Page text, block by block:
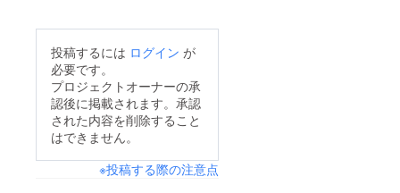
投稿するには ログイン が
必要です。
プロジェクトオーナーの承
認後に掲載されます。承認
された内容を削除すること
はできません。
※投稿する際の注意点